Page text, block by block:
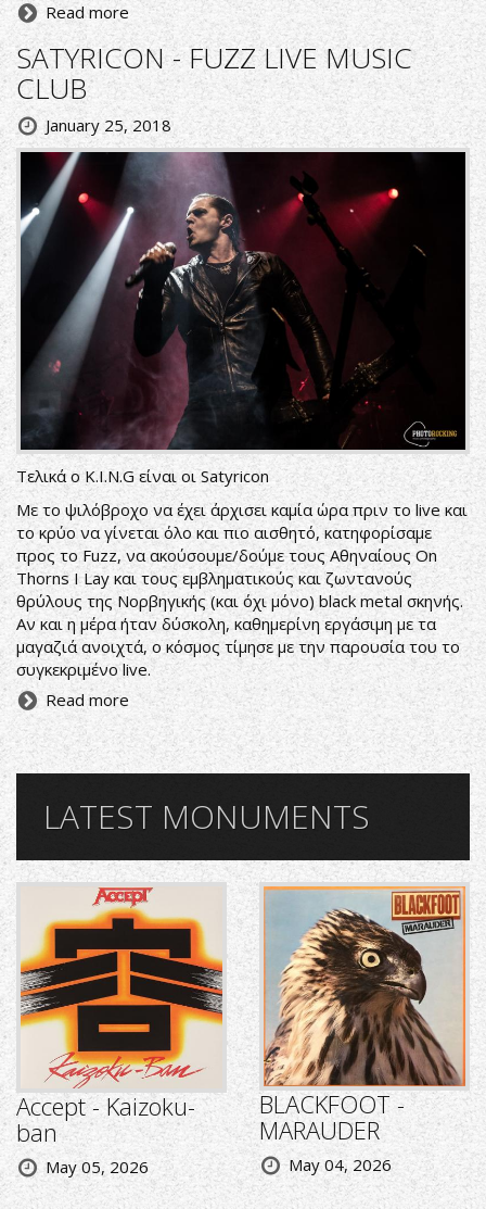
Read more
SATYRICON - FUZZ LIVE MUSIC
CLUB
January 25, 2018
Τελικά ο K.I.N.G είναι οι Satyricon
Με το ψιλόβροχο να έχει άρχισει καμία ώρα πριν το live και
το κρύο να γίνεται όλο και πιο αισθητό, κατηφορίσαμε
προς το Fuzz, να ακούσουμε/δούμε τους Αθηναίους On
Thorns I Lay και τους εμβληματικούς και ζωντανούς
θρύλους της Νορβηγικής (και όχι μόνο) black metal σκηνής.
Αν και η μέρα ήταν δύσκολη, καθημερίνη εργάσιμη με τα
μαγαζιά ανοιχτά, ο κόσμος τίμησε με την παρουσία του το
συγκεκριμένο live.
Read more
LATEST MONUMENTS
Accept - Kaizoku-
ban
May 05, 2026
BLACKFOOT -
MARAUDER
May 04, 2026